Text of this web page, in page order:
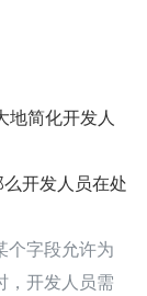
地简化开发人
开发人员在处
个字段允许为
，开发人员需